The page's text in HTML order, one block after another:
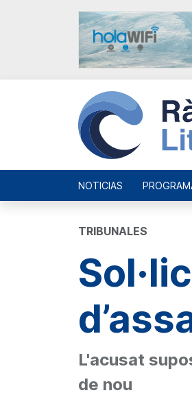
NOTICIAS
TRIBUNALES
L'acusat
de nou